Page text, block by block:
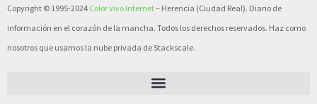
Copyright © 1995-2024 Color vivo Internet– Herencia (Ciudad Real). Diario de
información en el corazón de la mancha. Todos los derechos reservados. Haz como
nosotros que usamos la nube privada de Stackscale.